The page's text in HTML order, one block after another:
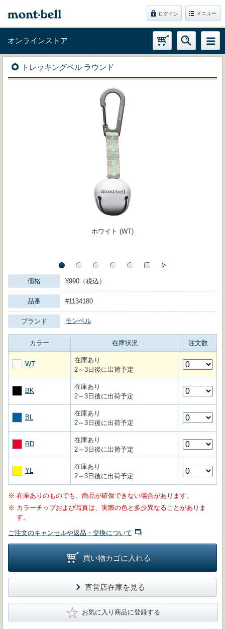
ログイン メニュー
オンラインストア
トレッキングベル ラウンド
ホワイト (WT)
価格 ¥990（税込）
品番 #1134180
ブランド モンベル
カラー 在庫状況 注文数
WT
在庫あり
2～3日後に出荷予定
BK
在庫あり
2～3日後に出荷予定
BL
在庫あり
2～3日後に出荷予定
RD
在庫あり
2～3日後に出荷予定
YL
在庫あり
2～3日後に出荷予定
※ 在庫ありのものでも、商品が確保できない場合があります。
※ カラーチップおよび写真は、実際の色と多少異なることがありま
す。
ご注文のキャンセルや返品・交換について
買い物カゴに入れる
直営店在庫を見る
★ お気に入り商品に登録する